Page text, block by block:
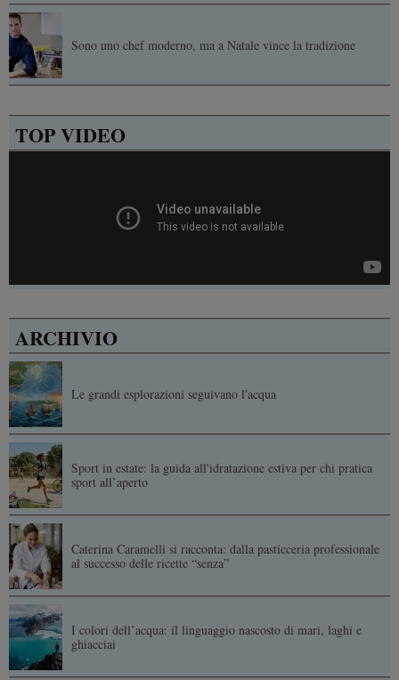
Sono uno chef moderno, ma a Natale vince la tradizione
TOP VIDEO
ARCHIVIO
Le grandi esplorazioni seguivano l'acqua
Sport in estate: la guida all'idratazione estiva per chi pratica
sport all’aperto
Caterina Caramelli si racconta: dalla pasticceria professionale
al successo delle ricette “senza”
I colori dell’acqua: il linguaggio nascosto di mari, laghi e
ghiacciai